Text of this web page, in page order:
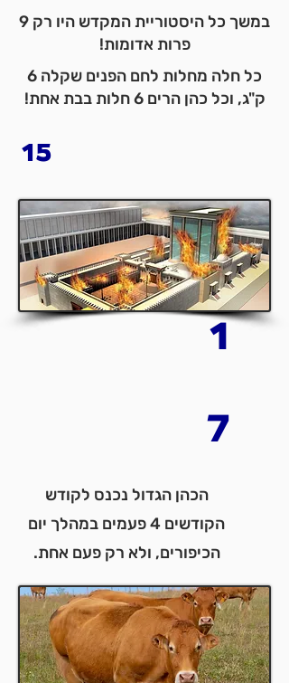
במשך כל היסטוריית המקדש היו רק 9
פרות אדומות!
כל חלה מחלות לחם הפנים שקלה 6
ק"ג, וכל כהן הרים 6 חלות בבת אחת!
15
1
7
הכהן הגדול נכנס לקודש
הקודשים 4 פעמים במהלך יום
הכיפורים, ולא רק פעם אחת.